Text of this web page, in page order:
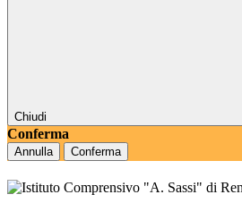
Chiudi
Conferma
Annulla Conferma